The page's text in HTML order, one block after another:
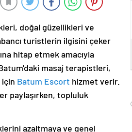
doğal güzellikleri ve
turistlerin ilgisini çeker
hitap etmek amacıyla
masaj terapistleri,
için Batum Escort hizmet verir.
paylaşırken, topluluk
azaltmaya ve genel